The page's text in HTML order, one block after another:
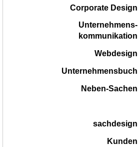
Corporate Design
Unternehmens-
kommunikation
Webdesign
Unternehmensbuch
Neben-Sachen
sachdesign
Kunden